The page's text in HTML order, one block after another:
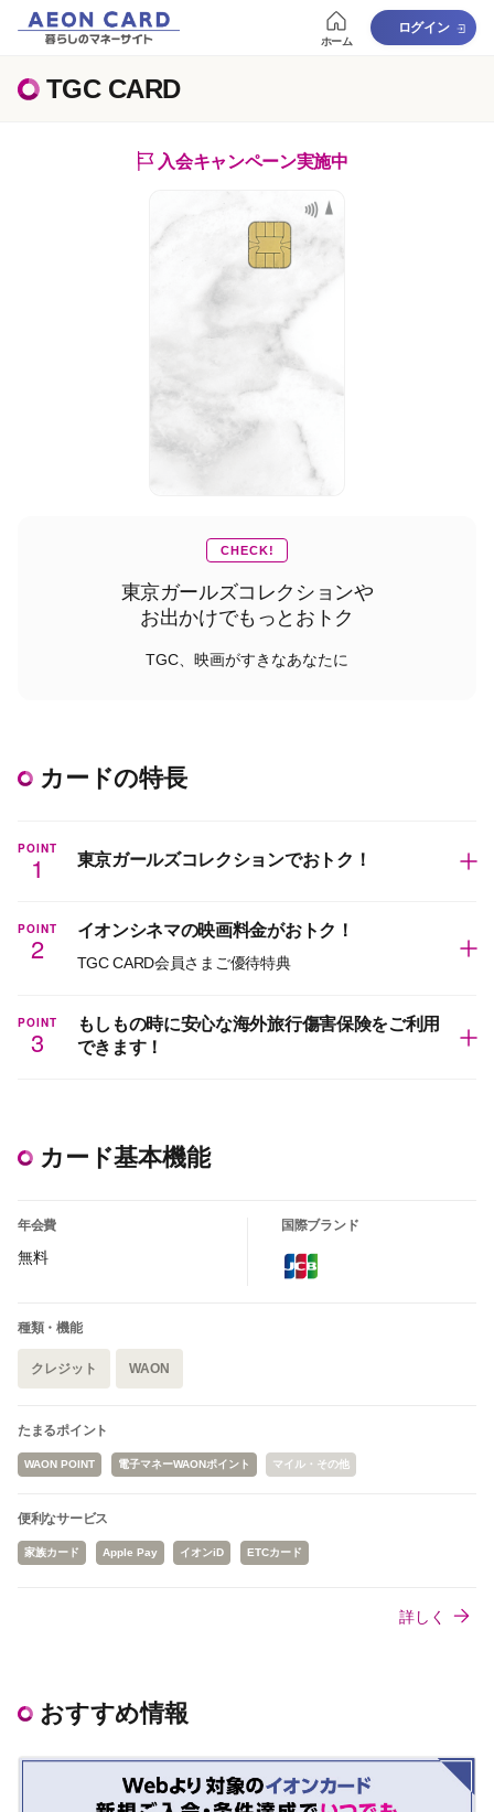
ホーム
ログイン
TGC CARD
入会キャンペーン実施中
CHECK!
東京ガールズコレクションや
お出かけでもっとおトク
TGC、映画がすきなあなたに
カードの特長
POINT
1 東京ガールズコレクションでおトク！
POINT
2
イオンシネマの映画料金がおトク！
TGC CARD会員さまご優待特典
POINT
3
もしもの時に安心な海外旅行傷害保険をご利用
できます！
カード基本機能
年会費
無料
国際ブランド
種類・機能
クレジット WAON
たまるポイント
WAON POINT 電子マネーWAONポイント マイル・その他
便利なサービス
家族カード Apple Pay イオンiD ETCカード
詳しく
おすすめ情報